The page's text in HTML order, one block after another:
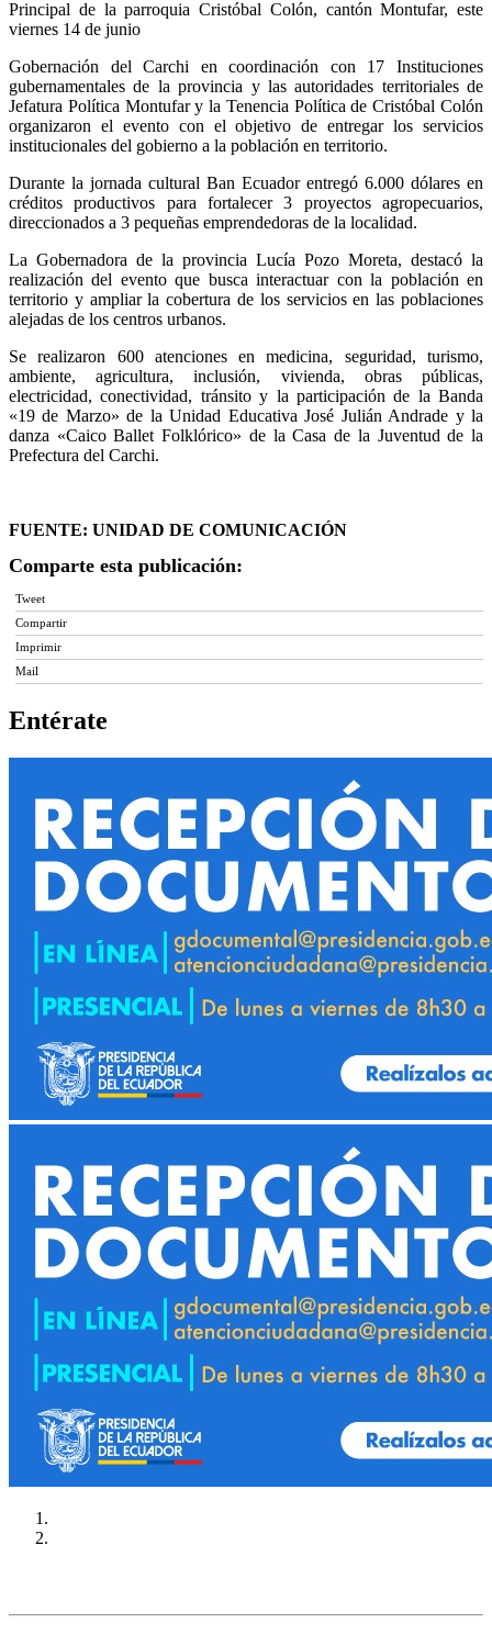
Principal de la parroquia Cristóbal Colón, cantón Montufar, este
viernes 14 de junio
Gobernación del Carchi en coordinación con 17 Instituciones
gubernamentales de la provincia y las autoridades territoriales de
Jefatura Política Montufar y la Tenencia Política de Cristóbal Colón
organizaron el evento con el objetivo de entregar los servicios
institucionales del gobierno a la población en territorio.
Durante la jornada cultural Ban Ecuador entregó 6.000 dólares en
créditos productivos para fortalecer 3 proyectos agropecuarios,
direccionados a 3 pequeñas emprendedoras de la localidad.
La Gobernadora de la provincia Lucía Pozo Moreta, destacó la
realización del evento que busca interactuar con la población en
territorio y ampliar la cobertura de los servicios en las poblaciones
alejadas de los centros urbanos.
Se realizaron 600 atenciones en medicina, seguridad, turismo,
ambiente, agricultura, inclusión, vivienda, obras públicas,
electricidad, conectividad, tránsito y la participación de la Banda
«19 de Marzo» de la Unidad Educativa José Julián Andrade y la
danza «Caico Ballet Folklórico» de la Casa de la Juventud de la
Prefectura del Carchi.
FUENTE: UNIDAD DE COMUNICACIÓN
Comparte esta publicación:
Tweet
Compartir
Imprimir
Mail
Entérate